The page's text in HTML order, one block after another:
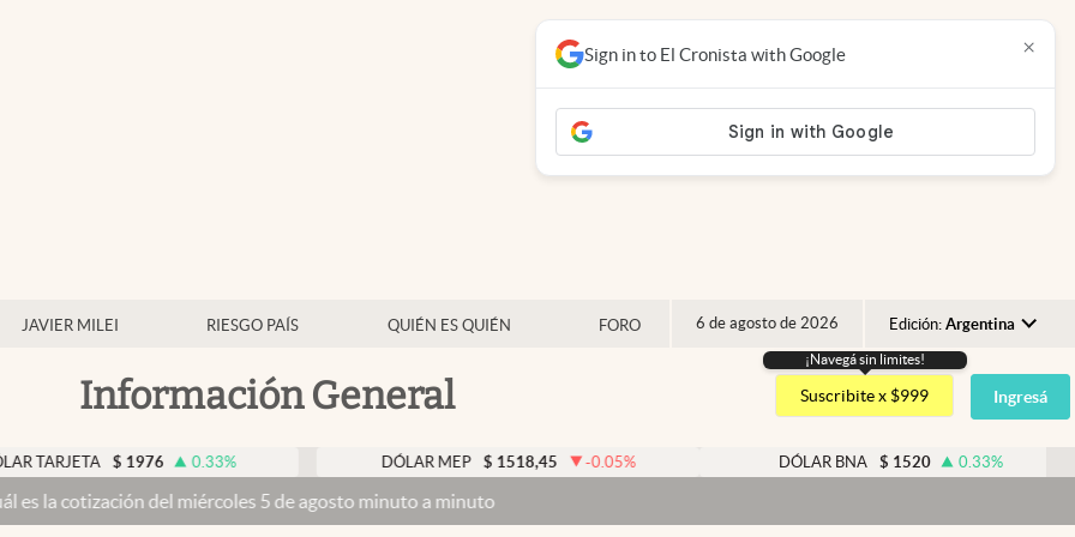
JAVIER MILEI RIESGO PAÍS QUIÉN ES QUIÉN FORO 6 de agosto de 2026 Edición: Argentina
Argentina
España
USA
Información General
¡Navegá sin limites!
Suscribite x $999 Ingresá
$ 1976 0.33% DÓLAR MEP $ 1518,45 -0.05% DÓLAR BNA $ 1520 0.33%
del miércoles 5 de agosto minuto a minuto
Sign in to El Cronista with Google ×